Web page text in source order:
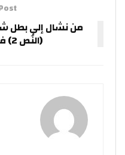
من نشال إلى بطل
(النُص 2) في رمضان 2026